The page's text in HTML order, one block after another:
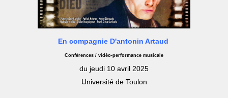
En compagnie D'antonin Artaud
Conférences / vidéo-performance musicale
du jeudi 10 avril 2025
Université de Toulon